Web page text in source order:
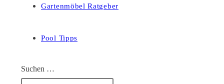
Gartenmöbel Ratgeber
Pool Tipps
Suchen …